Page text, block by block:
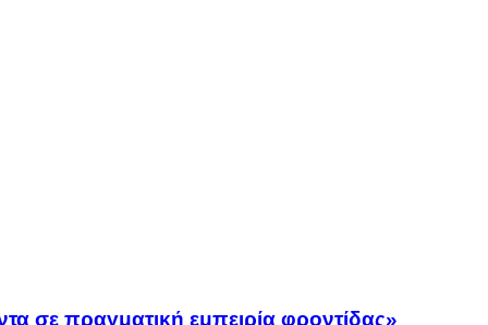
σε πραγματική εμπειρία φροντίδας»